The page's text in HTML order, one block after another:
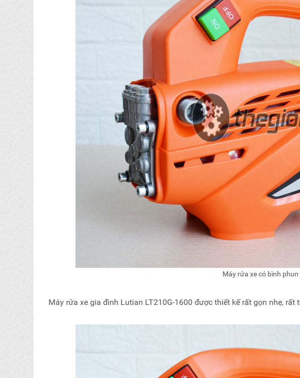
Máy rửa xe có bình
Máy rửa xe gia đình Lutian LT210G-1600 được thiết kế rất gọn nhẹ,